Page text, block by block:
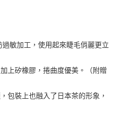
台北富邦商業銀行
台中商業銀行
永豐商業銀行
敏加工，使用起來睫毛俏麗更立
上矽橡膠，捲曲度優美。（附贈
包裝上也融入了日本茶的形象，